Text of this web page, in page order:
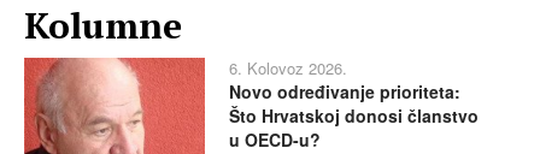
Kolumne
6. Kolovoz 2026.
Novo određivanje prioriteta:
Što Hrvatskoj donosi članstvo
u OECD-u?